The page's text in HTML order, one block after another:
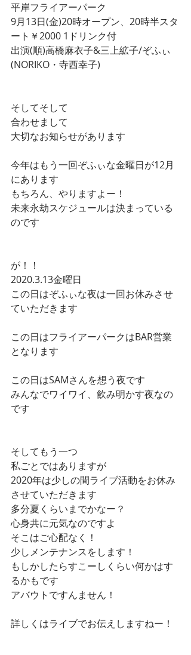
平岸フライアーパーク
9月13日(金)20時オープン、20時半スタ
ート￥2000 1ドリンク付
出演(順)高橋麻衣子&三上絋子/ぞふぃ
(NORIKO・寺西幸子)
そしてそして
合わせまして
大切なお知らせがあります
今年はもう一回ぞふぃな金曜日が12月
にあります
もちろん、やりますよー！
未来永劫スケジュールは決まっている
のです
が！！
2020.3.13金曜日
この日はぞふぃな夜は一回お休みさせ
ていただきます
この日はフライアーパークはBAR営業
となります
この日はSAMさんを想う夜です
みんなでワイワイ、飲み明かす夜なの
です
そしてもう一つ
私ごとではありますが
2020年は少しの間ライブ活動をお休み
させていただきます
多分夏くらいまでかなー？
心身共に元気なのですよ
そこはご心配なく！
少しメンテナンスをします！
もしかしたらすこーしくらい何かはす
るかもです
アバウトですんません！
詳しくはライブでお伝えしますねー！